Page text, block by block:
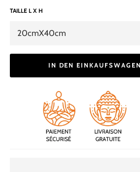
TAILLE L X H
IN DEN